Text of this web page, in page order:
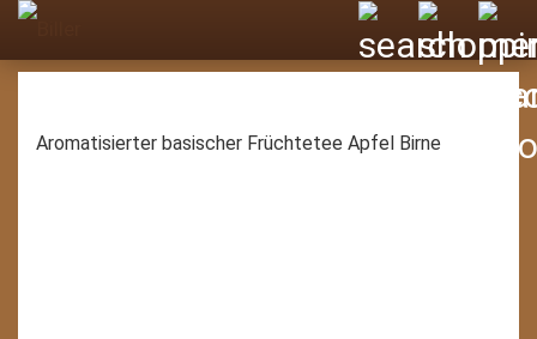
Aromatisierter basischer Früchtetee Apfel Birne